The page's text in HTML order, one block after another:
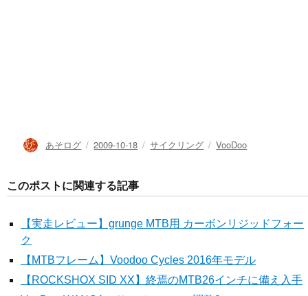
投
稿
あそログ 投
稿
2009-10-18 カ
テ
サイクリング タ
グ
VooDoo
このポストに関連する記事
【実走レビュー】grunge MTB用 カーボンリジッドフォー
ク
【MTBフレーム】Voodoo Cycles 2016年モデル
【ROCKSHOX SID XX】終焉のMTB26インチに備え入手